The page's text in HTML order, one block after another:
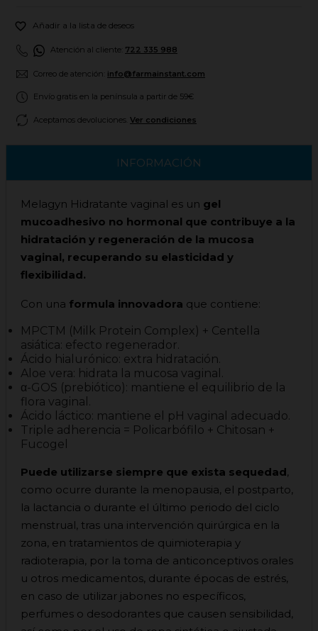
 Añadir a la lista de deseos
Atención al cliente: 722 335 988
Correo de atención: info@farmainstant.com
Envío gratis en la península a partir de 59€
Aceptamos devoluciones. Ver condiciones
INFORMACIÓN
Melagyn Hidratante vaginal es un gel
mucoadhesivo no hormonal que contribuye a la
hidratación y regeneración de la mucosa
vaginal, recuperando su elasticidad y
flexibilidad.
Con una formula innovadora que contiene:
MPCTM (Milk Protein Complex) + Centella
asiática: efecto regenerador.
Ácido hialurónico: extra hidratación.
Aloe vera: hidrata la mucosa vaginal.
α-GOS (prebiótico): mantiene el equilibrio de la
flora vaginal.
Ácido láctico: mantiene el pH vaginal adecuado.
Triple adherencia = Policarbófilo + Chitosan +
Fucogel
Puede utilizarse siempre que exista sequedad,
como ocurre durante la menopausia, el postparto,
la lactancia o durante el último periodo del ciclo
menstrual, tras una intervención quirúrgica en la
zona, en tratamientos de quimioterapia y
radioterapia, por la toma de anticonceptivos orales
u otros medicamentos, durante épocas de estrés,
en caso de utilizar jabones no específicos,
perfumes o desodorantes que causen sensibilidad,